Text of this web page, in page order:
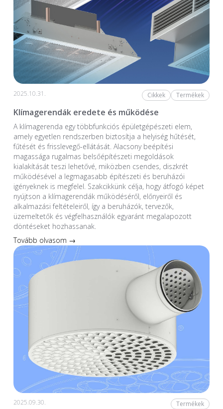
2025.10.31. Cikkek Termékek
Klímagerendák eredete és működése
A klímagerenda egy többfunkciós épületgépészeti elem,
amely egyetlen rendszerben biztosítja a helyiség hűtését,
fűtését és frisslevegő-ellátását. Alacsony beépítési
magassága rugalmas belsőépítészeti megoldások
kialakítását teszi lehetővé, miközben csendes, diszkrét
működésével a legmagasabb építészeti és beruházói
igényeknek is megfelel. Szakcikkünk célja, hogy átfogó képet
nyújtson a klímagerendák működéséről, előnyeiről és
alkalmazási feltételeiről, így a beruházók, tervezők,
üzemeltetők és végfelhasználók egyaránt megalapozott
döntéseket hozhassanak.
Tovább olvasom →
2025.09.30. Termékek